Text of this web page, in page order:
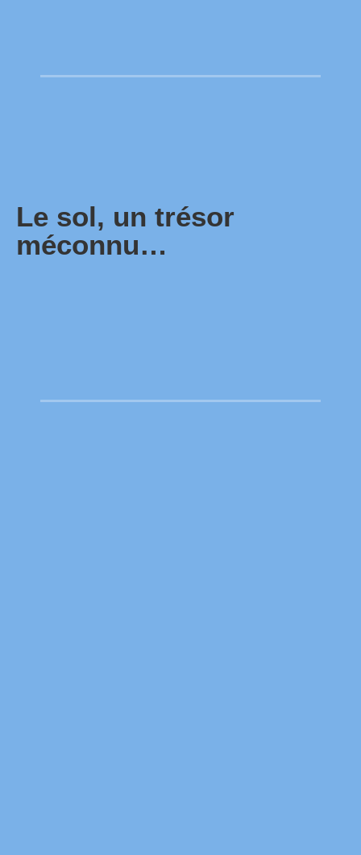
Le sol, un trésor
méconnu…